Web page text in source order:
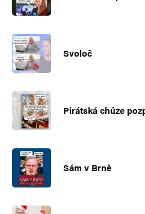
Svoloč
Pirátská chůze
Sám v Brně